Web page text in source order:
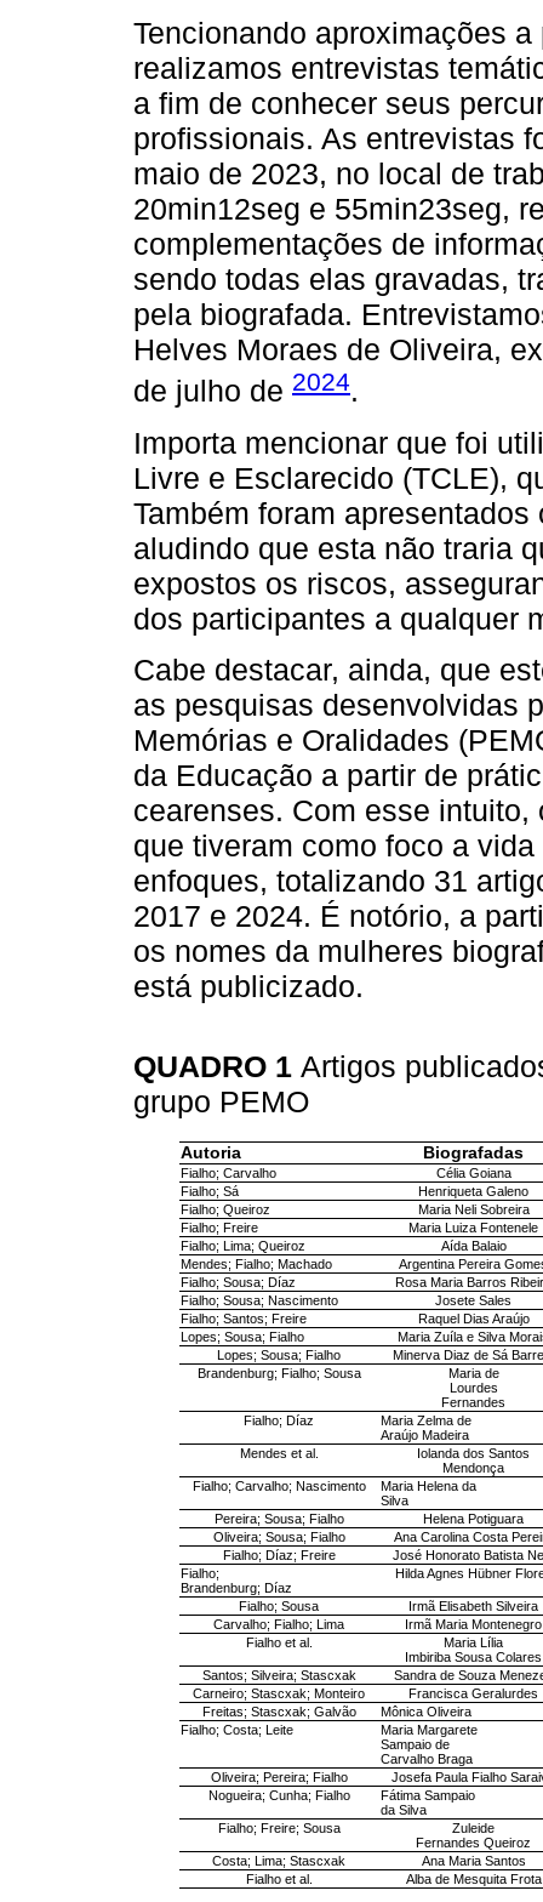
Tencionando aproximações
realizamos entrevistas
a fim de conhecer seus
profissionais. As entrevistas
maio de 2023, no local de
20min12seg e 55min23seg,
complementações de
sendo todas elas gravadas,
pela biografada.
Helves Moraes de Oliveira,
de julho de 2024.
Importa mencionar que foi
Livre e Esclarecido (TCLE),
Também foram
aludindo que esta não traria
expostos os riscos,
dos participantes a qualquer
Cabe destacar, ainda, que
as pesquisas desenvolvidas
Memórias e Oralidades
da Educação a partir de
cearenses. Com esse
que tiveram como foco a
enfoques, totalizando 31
2017 e 2024. É notório, a
os nomes da mulheres
está publicizado.
QUADRO 1 Artigos
grupo PEMO
Autoria Biografadas
Fialho; Carvalho
Célia Goiana
Fialho; Sá
Henriqueta Galeno
Fialho; Queiroz
Maria Neli Sobreira
Fialho; Freire
Maria Luiza Fontenele
Fialho; Lima; Queiroz
Aída Balaio
Mendes; Fialho; Machado
Argentina Pereira
Fialho; Sousa; Díaz
Rosa Maria Barros
Fialho; Sousa; Nascimento
Josete Sales
Fialho; Santos; Freire
Raquel Dias Araújo
Lopes; Sousa; Fialho
Maria Zuíla e Silva
Lopes; Sousa; Fialho
Minerva Diaz de Sá
Brandenburg; Fialho; Sousa
Maria de
Lourdes
Fernandes
Fialho; Díaz
Maria Zelma de
Araújo Madeira
Mendes et al.
Iolanda dos Santos
Mendonça
Fialho; Carvalho; Nascimento
Maria Helena da
Silva
Pereira; Sousa; Fialho
Helena Potiguara
Oliveira; Sousa; Fialho
Ana Carolina Costa
Fialho; Díaz; Freire
José Honorato Batista
Fialho;
Brandenburg; Díaz
Hilda Agnes Hübner
Fialho; Sousa
Irmã Elisabeth Silveira
Carvalho; Fialho; Lima
Irmã Maria Montenegro
Fialho et al.
Maria Lília
Imbiriba Sousa Colares
Santos; Silveira; Stascxak
Sandra de Souza
Carneiro; Stascxak; Monteiro
Francisca Geralurdes
Freitas; Stascxak; Galvão
Mônica Oliveira
Fialho; Costa; Leite
Maria Margarete
Sampaio de
Carvalho Braga
Oliveira; Pereira; Fialho
Josefa Paula Fialho
Nogueira; Cunha; Fialho
Fátima Sampaio
da Silva
Fialho; Freire; Sousa
Zuleide
Fernandes Queiroz
Costa; Lima; Stascxak
Ana Maria Santos
Fialho et al.
Alba de Mesquita Frota